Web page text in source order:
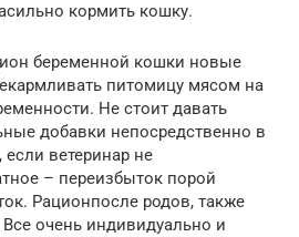
кормить кошку.
беременной кошки новые
питомицу мясом на
Не стоит давать
добавки непосредственно в
ветеринар не
– переизбыток порой
Рационпосле родов, также
очень индивидуально и